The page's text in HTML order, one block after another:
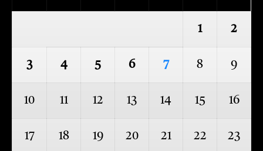
1 2
3 4 5 6 7 8 9
10 11 12 13 14 15 16
17 18 19 20 21 22 23